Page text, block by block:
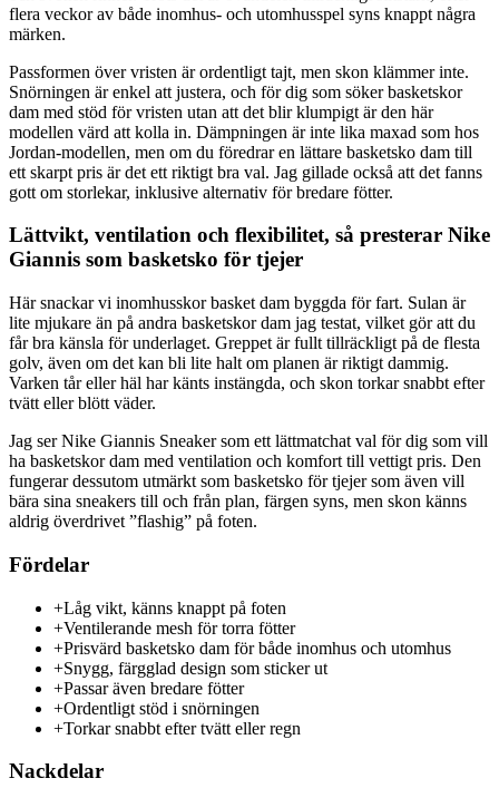
flera veckor av både inomhus- och utomhusspel syns knappt några
märken.
Passformen över vristen är ordentligt tajt, men skon klämmer inte.
Snörningen är enkel att justera, och för dig som söker basketskor
dam med stöd för vristen utan att det blir klumpigt är den här
modellen värd att kolla in. Dämpningen är inte lika maxad som hos
Jordan-modellen, men om du föredrar en lättare basketsko dam till
ett skarpt pris är det ett riktigt bra val. Jag gillade också att det fanns
gott om storlekar, inklusive alternativ för bredare fötter.
Lättvikt, ventilation och flexibilitet, så presterar Nike
Giannis som basketsko för tjejer
Här snackar vi inomhusskor basket dam byggda för fart. Sulan är
lite mjukare än på andra basketskor dam jag testat, vilket gör att du
får bra känsla för underlaget. Greppet är fullt tillräckligt på de flesta
golv, även om det kan bli lite halt om planen är riktigt dammig.
Varken tår eller häl har känts instängda, och skon torkar snabbt efter
tvätt eller blött väder.
Jag ser Nike Giannis Sneaker som ett lättmatchat val för dig som vill
ha basketskor dam med ventilation och komfort till vettigt pris. Den
fungerar dessutom utmärkt som basketsko för tjejer som även vill
bära sina sneakers till och från plan, färgen syns, men skon känns
aldrig överdrivet ”flashig” på foten.
Fördelar
+Låg vikt, känns knappt på foten
+Ventilerande mesh för torra fötter
+Prisvärd basketsko dam för både inomhus och utomhus
+Snygg, färgglad design som sticker ut
+Passar även bredare fötter
+Ordentligt stöd i snörningen
+Torkar snabbt efter tvätt eller regn
Nackdelar